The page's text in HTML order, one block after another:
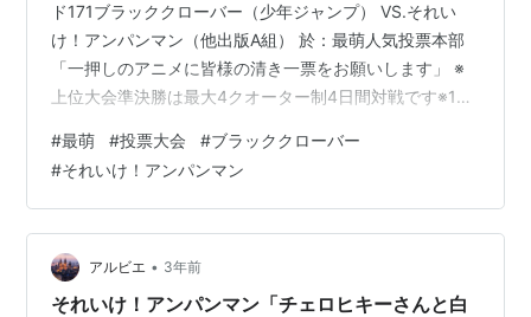
ド171ブラッククローバー（少年ジャンプ） VS.それい
け！アンパンマン（他出版A組） 於：最萌人気投票本部
「一押しのアニメに皆様の清き一票をお願いします」 ※
上位大会準決勝は最大4クオーター制4日間対戦です※1ク
参加は無効とさせていただきます（以下同じです） （こ
こから実況）第56回2023年前期最萌人気電漫投票大会上
位大会準決勝第2試合です2大会連続上位大会出場を果た
した少年ジャンプ代表「ブラッククローバー」前大会の
上位大会初戦敗退の雪辱を果たし上位大会準決勝に進出
しました35年…
#最萌 #投票大会 #ブラッククローバー
#それいけ！アンパンマン
アルビエ • 3年前
それいけ！アンパンマン「チェロヒキーさんと白